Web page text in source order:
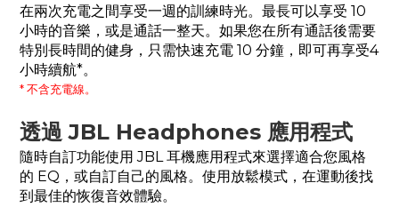
在兩次充電之間享受一週的訓練時光。最長可以享受 10
小時的音樂，或是通話一整天。如果您在所有通話後需要
特別長時間的健身，只需快速充電 10 分鐘，即可再享受4
小時續航*。
* 不含充電線。
透過 JBL Headphones 應用程式
隨時自訂功能使用 JBL 耳機應用程式來選擇適合您風格
的 EQ，或自訂自己的風格。使用放鬆模式，在運動後找
到最佳的恢復音效體驗。